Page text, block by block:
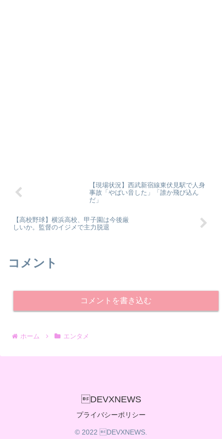
【現場状況】西武新宿線東伏見駅で人身
事故「やばい音した」「誰か飛び込ん
だ」
【高校野球】横浜高校、甲子園は今後厳
しいか。監督のイジメで主力脱退
コメント
コメントを書き込む
ホーム エンタメ
DEVXNEWS
プライバシーポリシー
© 2022 DEVXNEWS.